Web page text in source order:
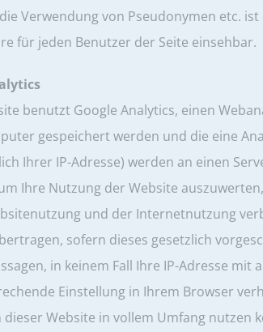
Verwendung von Pseudonymen etc.
für jeden Benutzer der Seite einsehbar.
benutzt Google Analytics, einen
gespeichert werden und die eine
Ihrer IP-Adresse) werden an einen
Ihre Nutzung der Website
und der Internetnutzung
sofern dieses gesetzlich
in keinem Fall Ihre IP-Adresse
Einstellung in Ihrem Browser
dieser Website in vollem Umfang nutzen